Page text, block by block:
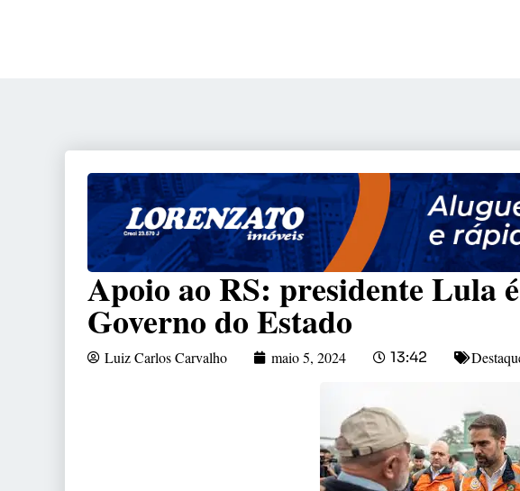
Apoio ao RS: presidente Lula
Governo do Estado
Luiz Carlos Carvalho maio 5, 2024 13:42